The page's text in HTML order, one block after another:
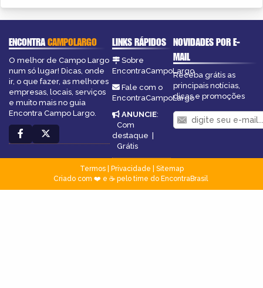
ENCONTRACAMPOLARGO
O melhor de Campo Largo
num só lugar! Dicas, onde
ir, o que fazer, as melhores
empresas, locais, serviços
e muito mais no guia
Encontra Campo Largo.
LINKS RÁPIDOS
Sobre
EncontraCampoLargo
Fale com o
EncontraCampoLargo
ANUNCIE:
Com
destaque |
Grátis
NOVIDADES POR E-
MAIL
Receba grátis as
principais notícias,
dicas e promoções
Termos| Privacidade
Sitemap
Criado com ❤️ e ☕ pelo time do EncontraBrasil